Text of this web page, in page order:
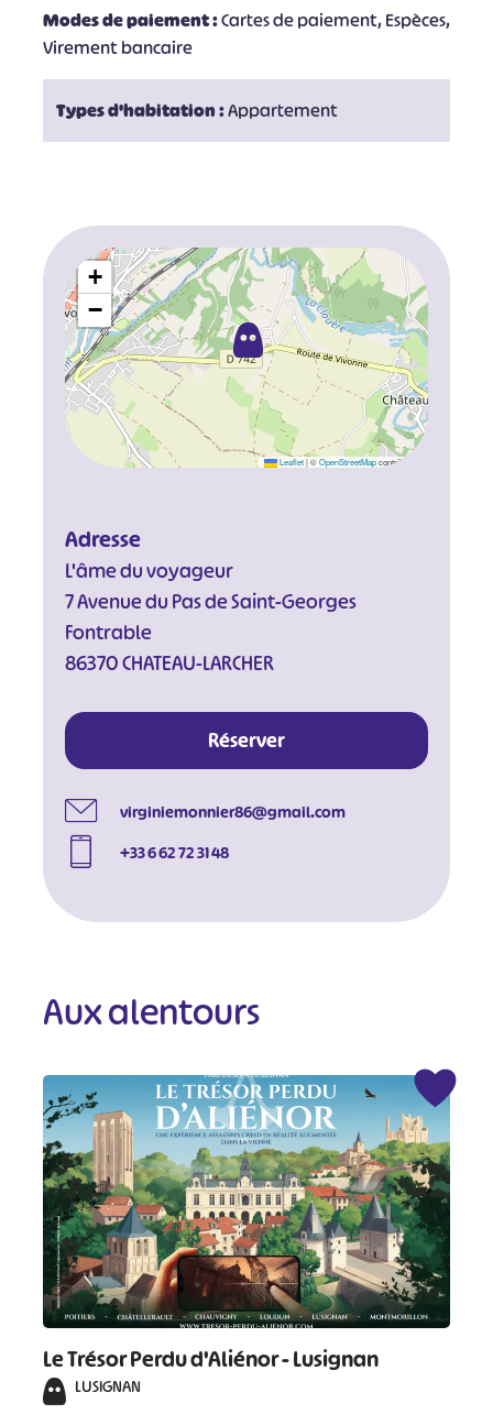
Modes de paiement :Cartes de paiement, Espèces,
Virement bancaire
Types d'habitation :Appartement
+
−
Leaflet |©OpenStreetMapcontributors
Adresse
L'âme du voyageur
7 Avenue du Pas de Saint-Georges
Fontrable
86370 CHATEAU-LARCHER
Réserver
virginiemonnier86@gmail.com
+33 6 62 72 31 48
Aux alentours
Le Trésor Perdu d'Aliénor - Lusignan
LUSIGNAN